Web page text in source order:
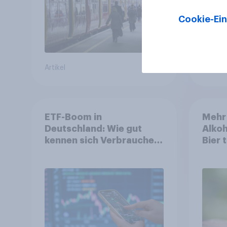
Verkehrsmittel um
Artikel
ETF-Boom in
Deutschland: Wie gut
kennen sich Verbraucher
Bier
Cookie-